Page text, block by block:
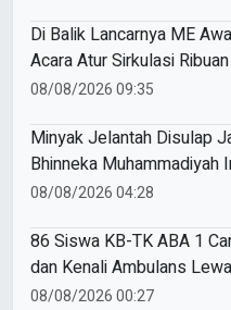
Di Balik Lancarnya ME
Acara Atur Sirkulasi
08/08/2026 09:35
Minyak Jelantah Disulap
Bhinneka Muhammadiyah
Nasyiatul Aisyiyah
08/08/2026 04:28
86 Siswa KB-TK ABA 1
dan Kenali Ambulans
Goes to Schools
08/08/2026 00:27